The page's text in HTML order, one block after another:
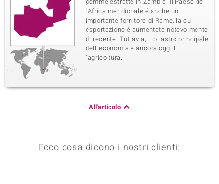
´Africa meridionale é anche un
importante fornitore di Rame, la cui
esportazione é aumentata notevolmente
di recente. Tuttavia, il pilastro principale
dell´economia é ancora oggi l
´agricoltura.
All'articolo
Ecco cosa dicono i nostri clienti: